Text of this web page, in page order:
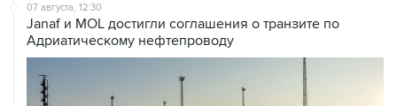
07 августа, 12:30
Janaf и MOL достигли соглашения о транзите по
Адриатическому нефтепроводу